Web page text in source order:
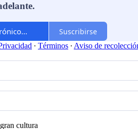
Suscribirse
∙ Términos ∙ Aviso de
cultura